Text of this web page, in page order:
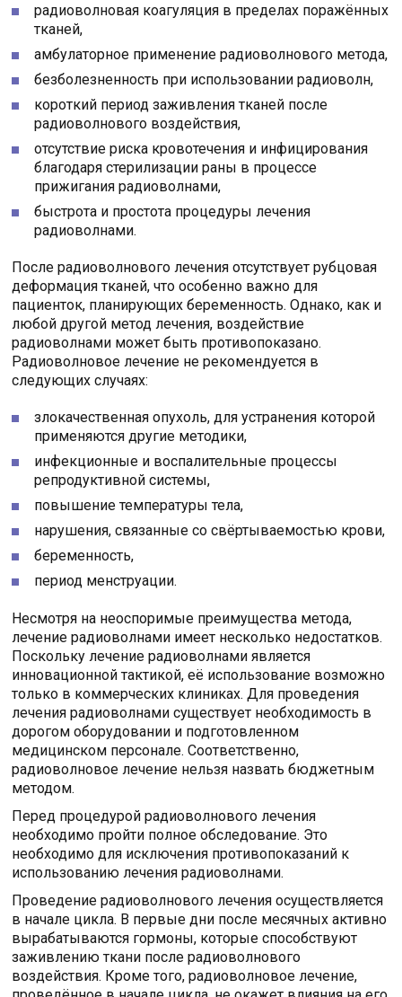
радиоволновая коагуляция в пределах поражённых
тканей,
амбулаторное применение радиоволнового метода,
безболезненность при использовании радиоволн,
короткий период заживления тканей после
радиоволнового воздействия,
отсутствие риска кровотечения и инфицирования
благодаря стерилизации раны в процессе
прижигания радиоволнами,
быстрота и простота процедуры лечения
радиоволнами.
После радиоволнового лечения отсутствует рубцовая
деформация тканей, что особенно важно для
пациенток, планирующих беременность. Однако, как и
любой другой метод лечения, воздействие
радиоволнами может быть противопоказано.
Радиоволновое лечение не рекомендуется в
следующих случаях:
злокачественная опухоль, для устранения которой
применяются другие методики,
инфекционные и воспалительные процессы
репродуктивной системы,
повышение температуры тела,
нарушения, связанные со свёртываемостью крови,
беременность,
период менструации.
Несмотря на неоспоримые преимущества метода,
лечение радиоволнами имеет несколько недостатков.
Поскольку лечение радиоволнами является
инновационной тактикой, её использование возможно
только в коммерческих клиниках. Для проведения
лечения радиоволнами существует необходимость в
дорогом оборудовании и подготовленном
медицинском персонале. Соответственно,
радиоволновое лечение нельзя назвать бюджетным
методом.
Перед процедурой радиоволнового лечения
необходимо пройти полное обследование. Это
необходимо для исключения противопоказаний к
использованию лечения радиоволнами.
Проведение радиоволнового лечения осуществляется
в начале цикла. В первые дни после месячных активно
вырабатываются гормоны, которые способствуют
заживлению ткани после радиоволнового
воздействия. Кроме того, радиоволновое лечение,